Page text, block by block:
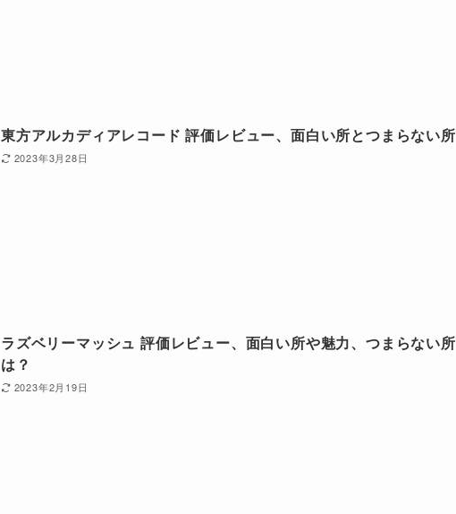
東方アルカディアレコード 評価レビュー、面白い所とつまらない所
2023年3月28日
ラズベリーマッシュ 評価レビュー、面白い所や魅力、つまらない所
は？
2023年2月19日